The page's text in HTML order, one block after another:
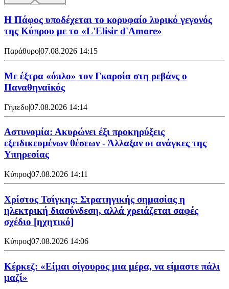
Η Πάφος υποδέχεται το κορυφαίο λυρικό γεγονός
της Κύπρου με το «L'Elisir d'Amore»
Παράθυρο|07.08.2026 14:15
Mε έξτρα «όπλο» τον Γκαρσία στη ρεβάνς ο
Παναθηναϊκός
Γήπεδο|07.08.2026 14:14
Αστυνομία: Ακυρώνει έξι προκηρύξεις
εξειδικευμένων θέσεων - Άλλαξαν οι ανάγκες της
Υπηρεσίας
Κύπρος|07.08.2026 14:11
Χρίστος Τσίγκης: Στρατηγικής σημασίας η
ηλεκτρική διασύνδεση, αλλά χρειάζεται σαφές
σχέδιο [ηχητικό]
Κύπρος|07.08.2026 14:06
Κέρκεζ: «Είμαι σίγουρος μια μέρα, να είμαστε πάλι
μαζί»